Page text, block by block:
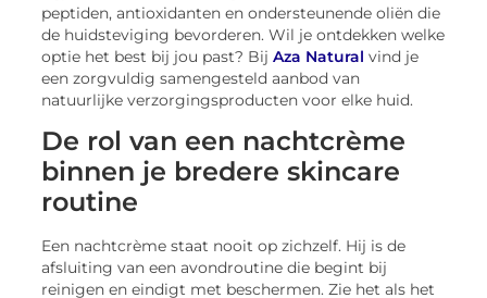
peptiden, antioxidanten en ondersteunende oliën die
de huidsteviging bevorderen. Wil je ontdekken welke
optie het best bij jou past? Bij Aza Natural vind je
een zorgvuldig samengesteld aanbod van
natuurlijke verzorgingsproducten voor elke huid.
De rol van een nachtcrème
binnen je bredere skincare
routine
Een nachtcrème staat nooit op zichzelf. Hij is de
afsluiting van een avondroutine die begint bij
reinigen en eindigt met beschermen. Zie het als het